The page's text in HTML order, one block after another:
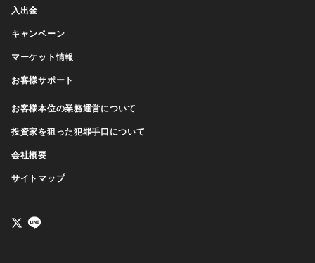
入出金
キャンペーン
マーケット情報
お客様サポート
お客様本位の業務運営について
投資家を狙った犯罪手口について
会社概要
サイトマップ